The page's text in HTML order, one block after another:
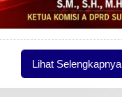
Lihat Selengkapnya